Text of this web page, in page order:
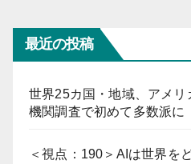
最近の投稿
世界25カ国・地域、アメ
機関調査で初めて多数派に
＜視点：190＞AIは世界を